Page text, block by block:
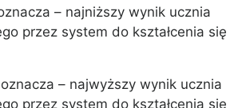
– najniższy wynik ucznia
przez system do kształcenia się
oznacza – najwyższy wynik ucznia
przez system do kształcenia się